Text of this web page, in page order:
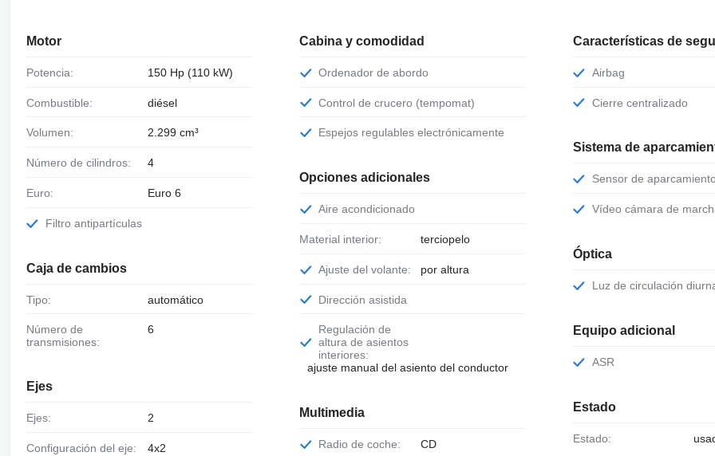
Motor
Potencia: 150 Hp (110 kW)
Combustible: diésel
Volumen: 2.299 cm³
Número de cilindros: 4
Euro: Euro 6
Filtro antipartículas
Caja de cambios
Tipo: automático
Número de
transmisiones:
6
Ejes
Ejes: 2
Configuración del eje: 4x2
Cabina y comodidad
Ordenador de abordo
Control de crucero (tempomat)
Espejos regulables electrónicamente
Opciones adicionales
Aire acondicionado
Material interior: terciopelo
Ajuste del volante: por altura
Dirección asistida
Regulación de
altura de asientos
interiores:
ajuste manual del asiento del conductor
Multimedia
Radio de coche: CD
Características de
Airbag
Cierre centralizado
Sistema de
Sensor de aparcamiento
Vídeo cámara de
Óptica
Luz de circulación
Equipo adicional
ASR
Estado
Estado: